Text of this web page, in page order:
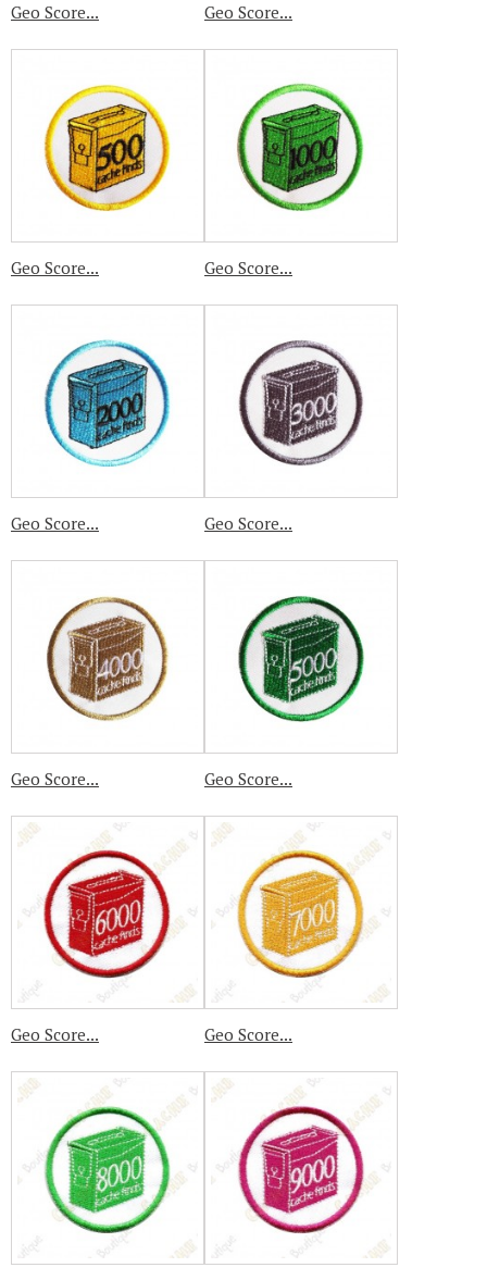
Geo Score... Geo Score...
Geo Score... Geo Score...
Geo Score... Geo Score...
Geo Score... Geo Score...
Geo Score... Geo Score...